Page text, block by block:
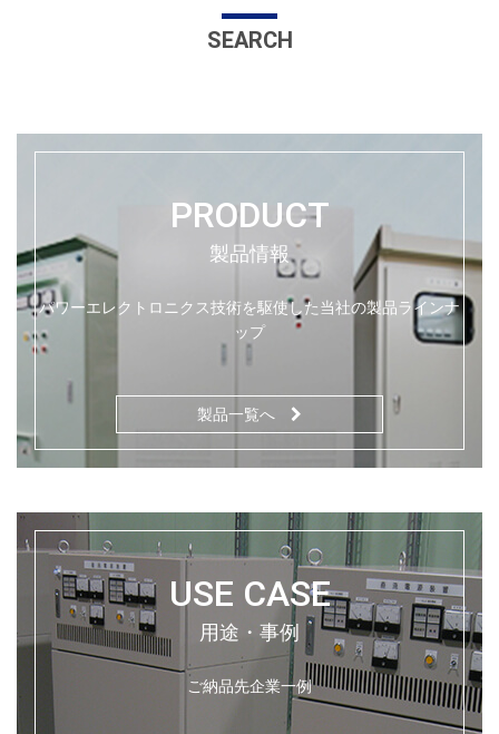
SEARCH
PRODUCT
製品情報
パワーエレクトロニクス技術を駆使した当社の製品ラインナ
ップ
製品一覧へ
USE CASE
用途・事例
ご納品先企業一例